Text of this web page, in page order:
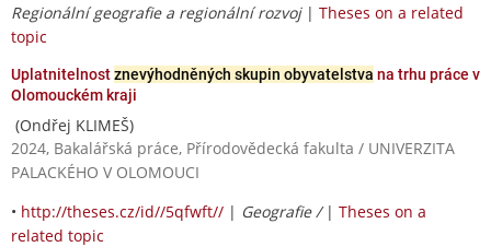
Regionální geografie a regionální rozvoj| Theses on a related
topic
Uplatnitelnostznevýhodněných skupin obyvatelstva na trhu práce v
Olomouckém kraji
(Ondřej KLIMEŠ)
2024, Bakalářská práce, Přírodovědecká fakulta / UNIVERZITA
PALACKÉHO V OLOMOUCI
• http://theses.cz/id//5qfwft// | Geografie / | Theses on a
related topic